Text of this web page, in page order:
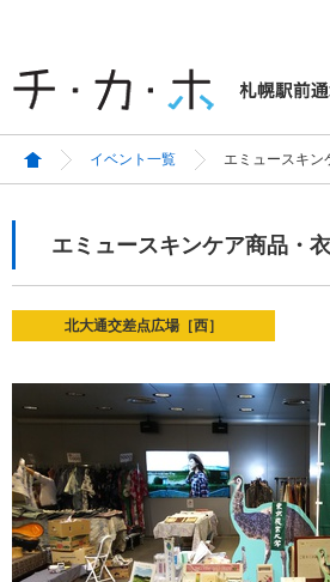
イベント一覧 エミュースキン
エミュースキンケア商品・
北大通交差点広場［西］